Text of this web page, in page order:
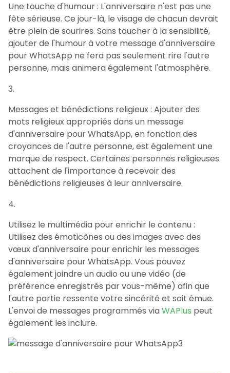
Une touche d'humour : L'anniversaire n'est pas une
fête sérieuse. Ce jour-là, le visage de chacun devrait
être plein de sourires. Sans toucher à la sensibilité,
ajouter de l'humour à votre message d'anniversaire
pour WhatsApp ne fera pas seulement rire l'autre
personne, mais animera également l'atmosphère.
Messages et bénédictions religieux : Ajouter des
mots religieux appropriés dans un message
d'anniversaire pour WhatsApp, en fonction des
croyances de l'autre personne, est également une
marque de respect. Certaines personnes religieuses
attachent de l'importance à recevoir des
bénédictions religieuses à leur anniversaire.
Utilisez le multimédia pour enrichir le contenu :
Utilisez des émoticônes ou des images avec des
vœux d'anniversaire pour enrichir les messages
d'anniversaire pour WhatsApp. Vous pouvez
également joindre un audio ou une vidéo (de
préférence enregistrés par vous-même) afin que
l'autre partie ressente votre sincérité et soit émue.
L'envoi de messages programmés viaWAPlus peut
également les inclure.